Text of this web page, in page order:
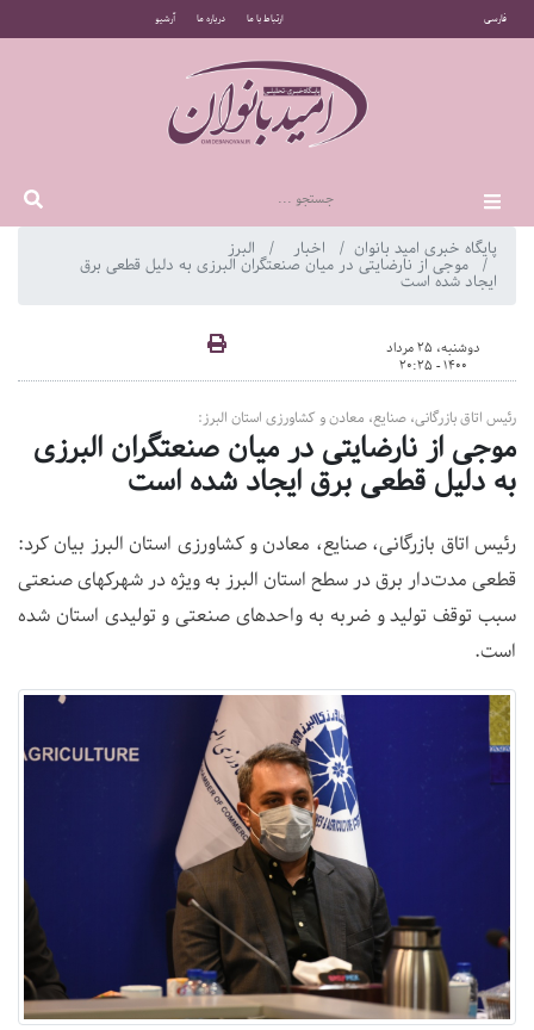
فارسی ارتباط با ما درباره ما آرشیو
پایگاه خبری امید بانوان اخبار البرز
موجی از نارضایتی در میان صنعتگران البرزی به دلیل قطعی برق
ایجاد شده است
دوشنبه، 25 مرداد
1400 - 20:25
رئیس اتاق بازرگانی، صنایع، معادن و کشاورزی استان البرز:
موجی از نارضایتی در میان صنعتگران البرزی
به دلیل قطعی برق ایجاد شده است
رئیس اتاق بازرگانی، صنایع، معادن و کشاورزی استان البرز بیان کرد:
قطعی مدت‌دار برق در سطح استان البرز به ویژه در شهرکهای صنعتی
سبب توقف تولید و ضربه به واحدهای صنعتی و تولیدی استان شده
است.